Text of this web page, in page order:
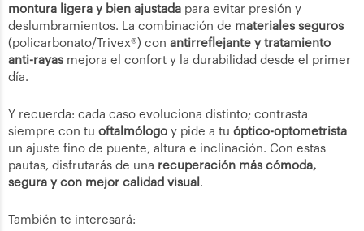
montura ligera y bien ajustada para evitar presión y
deslumbramientos. La combinación de materiales seguros
(policarbonato/Trivex®) con antirreflejante y tratamiento
anti-rayasmejora el confort y la durabilidad desde el primer
día.
Y recuerda: cada caso evoluciona distinto; contrasta
siempre con tu oftalmólogo y pide a tu óptico-optometrista
un ajuste fino de puente, altura e inclinación. Con estas
pautas, disfrutarás de una recuperación más cómoda,
segura y con mejor calidad visual .
También te interesará: